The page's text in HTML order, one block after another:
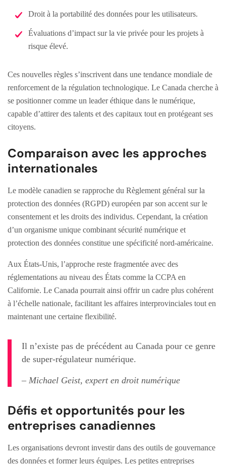
Droit à la portabilité des données pour les utilisateurs.
Évaluations d’impact sur la vie privée pour les projets à
risque élevé.
Ces nouvelles règles s’inscrivent dans une tendance mondiale de
renforcement de la régulation technologique. Le Canada cherche à
se positionner comme un leader éthique dans le numérique,
capable d’attirer des talents et des capitaux tout en protégeant ses
citoyens.
Comparaison avec les approches
internationales
Le modèle canadien se rapproche du Règlement général sur la
protection des données (RGPD) européen par son accent sur le
consentement et les droits des individus. Cependant, la création
d’un organisme unique combinant sécurité numérique et
protection des données constitue une spécificité nord-américaine.
Aux États-Unis, l’approche reste fragmentée avec des
réglementations au niveau des États comme la CCPA en
Californie. Le Canada pourrait ainsi offrir un cadre plus cohérent
à l’échelle nationale, facilitant les affaires interprovinciales tout en
maintenant une certaine flexibilité.
Il n’existe pas de précédent au Canada pour ce genre
de super-régulateur numérique.
– Michael Geist, expert en droit numérique
Défis et opportunités pour les
entreprises canadiennes
Les organisations devront investir dans des outils de gouvernance
des données et former leurs équipes. Les petites entreprises